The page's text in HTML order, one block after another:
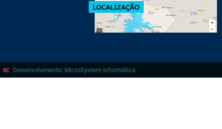
Desenvolvimento: MicroSystem informática